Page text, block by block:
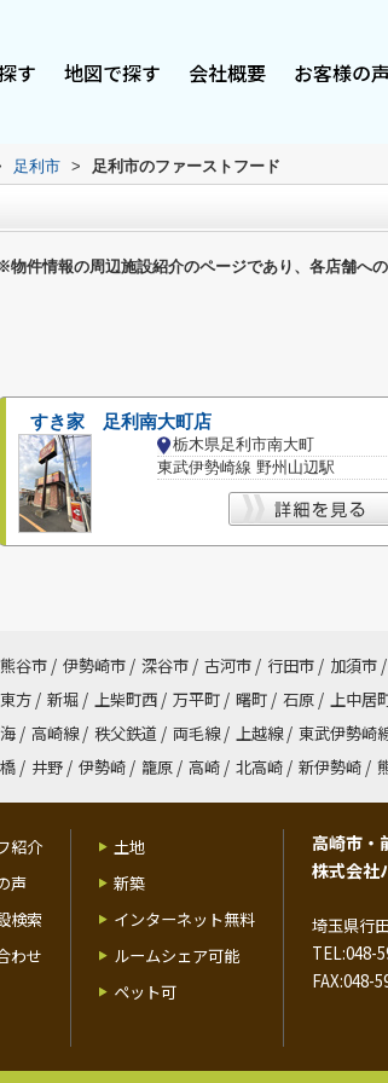
す 地図で探す 会社概要 お客様の声
足利市 > 足利市のファーストフード
物件情報の周辺施設紹介のページであり、各店舗へ
すき家 足利南大町店
栃木県足利市南大町
東武伊勢崎線 野州山辺駅
熊谷市 / 伊勢崎市 / 深谷市 / 古河市 / 行田市 / 加須市 /
東方 / 新堀 / 上柴町西 / 万平町 / 曙町 / 石原 / 上中居
/ 高崎線 / 秩父鉄道 / 両毛線 / 上越線 / 東武伊勢崎
/ 井野 / 伊勢崎 / 籠原 / 高崎 / 北高崎 / 新伊勢崎 /
紹介
声
検索
わせ
土地
新築
インターネット無料
ルームシェア可能
ペット可
高崎市・
株式会社
埼玉県行
TEL:048-
FAX:048-